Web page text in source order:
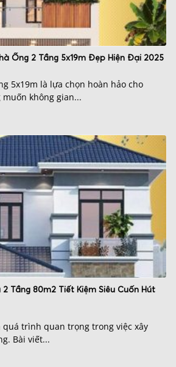
Ống 2 Tầng 5x19m Đẹp Hiện Đại 2025
5x19m là lựa chọn hoàn hảo cho
không gian...
Tầng 80m2 Tiết Kiệm Siêu Cuốn Hút
quá trình quan trọng trong việc xây
Bài viết...